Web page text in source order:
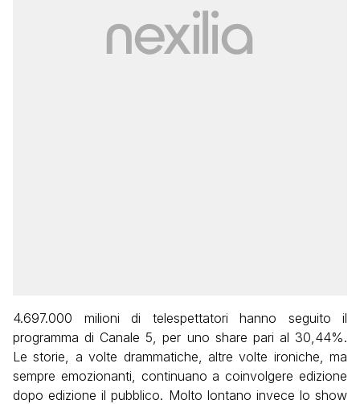
4.697.000 milioni di telespettatori hanno seguito il
programma di Canale 5, per uno share pari al 30,44%.
Le storie, a volte drammatiche, altre volte ironiche, ma
sempre emozionanti, continuano a coinvolgere edizione
dopo edizione il pubblico. Molto lontano invece lo show